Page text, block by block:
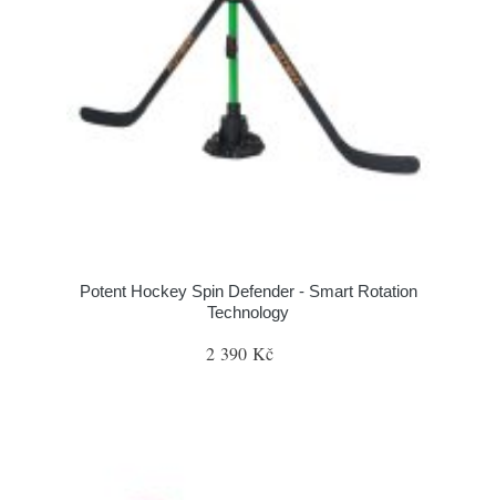
Potent Hockey Spin Defender - Smart Rotation
Technology
2 390 Kč